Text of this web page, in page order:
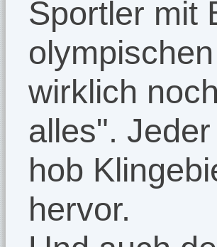
Sportler mit
wirklich
alles".
hob
hervor.